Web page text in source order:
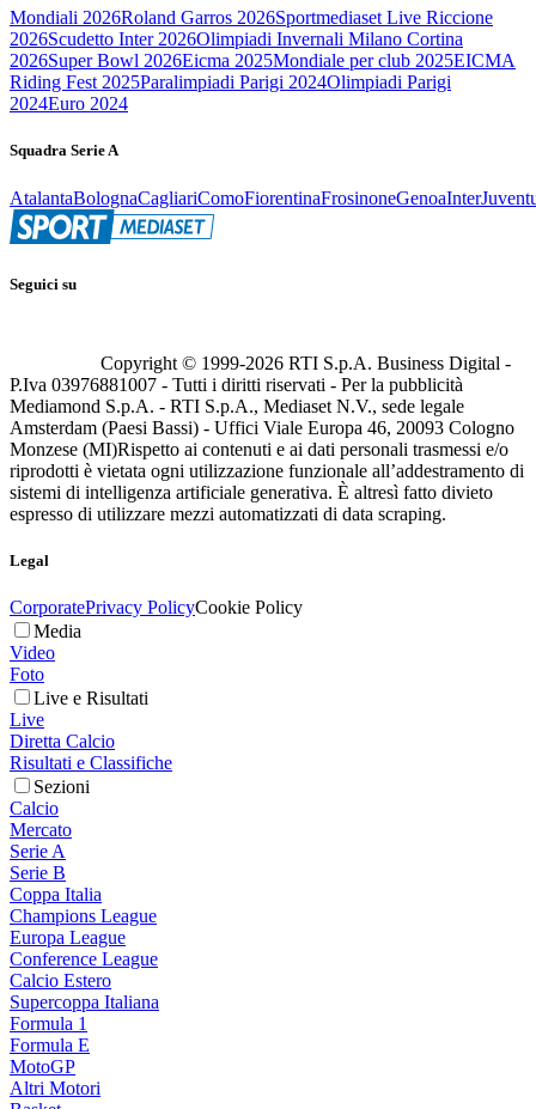
Mondiali 2026Roland Garros 2026Sportmediaset Live Riccione
2026Scudetto Inter 2026Olimpiadi Invernali Milano Cortina
2026Super Bowl 2026Eicma 2025Mondiale per club 2025EICMA
Riding Fest 2025Paralimpiadi Parigi 2024Olimpiadi Parigi
2024Euro 2024
Squadra Serie A
AtalantaBolognaCagliariComoFiorentinaFrosinoneGenoaInter
Seguici su
Copyright © 1999-2026 RTI S.p.A. Business Digital -
P.Iva 03976881007 - Tutti i diritti riservati - Per la pubblicità
Mediamond S.p.A. - RTI S.p.A., Mediaset N.V., sede legale
Amsterdam (Paesi Bassi) - Uffici Viale Europa 46, 20093 Cologno
Monzese (MI)Rispetto ai contenuti e ai dati personali trasmessi e/o
riprodotti è vietata ogni utilizzazione funzionale all’addestramento di
sistemi di intelligenza artificiale generativa. È altresì fatto divieto
espresso di utilizzare mezzi automatizzati di data scraping.
Legal
CorporatePrivacy PolicyCookie Policy
Media
Video
Foto
Live e Risultati
Live
Diretta Calcio
Risultati e Classifiche
Sezioni
Calcio
Mercato
Serie A
Serie B
Coppa Italia
Champions League
Europa League
Conference League
Calcio Estero
Supercoppa Italiana
Formula 1
Formula E
MotoGP
Altri Motori